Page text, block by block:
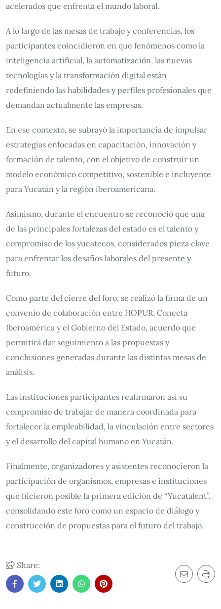
acelerados que enfrenta el mundo laboral.
A lo largo de las mesas de trabajo y conferencias, los
participantes coincidieron en que fenómenos como la
inteligencia artificial, la automatización, las nuevas
tecnologías y la transformación digital están
redefiniendo las habilidades y perfiles profesionales que
demandan actualmente las empresas.
En ese contexto, se subrayó la importancia de impulsar
estrategias enfocadas en capacitación, innovación y
formación de talento, con el objetivo de construir un
modelo económico competitivo, sostenible e incluyente
para Yucatán y la región iberoamericana.
Asimismo, durante el encuentro se reconoció que una
de las principales fortalezas del estado es el talento y
compromiso de los yucatecos, considerados pieza clave
para enfrentar los desafíos laborales del presente y
futuro.
Como parte del cierre del foro, se realizó la firma de un
convenio de colaboración entre HOPUR, Conecta
Iberoamérica y el Gobierno del Estado, acuerdo que
permitirá dar seguimiento a las propuestas y
conclusiones generadas durante las distintas mesas de
análisis.
Las instituciones participantes reafirmaron así su
compromiso de trabajar de manera coordinada para
fortalecer la empleabilidad, la vinculación entre sectores
y el desarrollo del capital humano en Yucatán.
Finalmente, organizadores y asistentes reconocieron la
participación de organismos, empresas e instituciones
que hicieron posible la primera edición de “Yucatalent”,
consolidando este foro como un espacio de diálogo y
construcción de propuestas para el futuro del trabajo.
Share: